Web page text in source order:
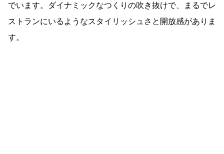
でいます。ダイナミックなつくりの吹き抜けで、まるでレ
ストランにいるようなスタイリッシュさと開放感がありま
す。